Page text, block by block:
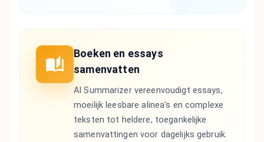
Boeken en essays
samenvatten
AI Summarizer vereenvoudigt essays,
moeilijk leesbare alinea's en complexe
teksten tot heldere, toegankelijke
samenvattingen voor dagelijks gebruik.